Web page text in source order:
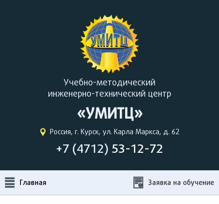
Учебно-методический
инженерно-технический центр
«УМИТЦ»
Россия, г. Курск, ул. Карла Маркса, д. 62
+7 (4712) 53-12-72
Главная Заявка на обучение